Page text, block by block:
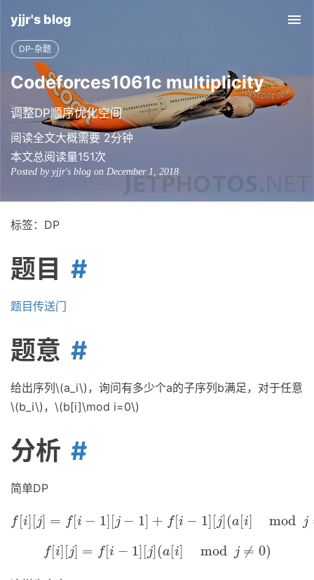
yjjr's blog
DP-杂题
Codeforces1061c multiplicity
调整DP顺序优化空间
阅读全文大概需要 2分钟
本文总阅读量151次
Posted by yjjr's blog on December 1, 2018
标签：DP
题目
题目传送门
题意
给出序列\(a_i\)，询问有多少个a的子序列b满足，对于任意
\(b_i\)，\(b[i]\mod i=0\)
分析
简单DP
f [i] [j] = f[i − 1] [j − 1] + f[i − 1] [j] (a [i] mod j
f[ i][j ]= [i −1 [j 1]+ f[ i−1] j] a[ ]mod 0)
f[i] [j] = f [i − 1] [j] (a [i] mod j ≠ 0)
f[ ][ ]=f[ − ][ ](a [i modj≠0)